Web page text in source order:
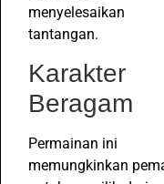
menyelesaikan
tantangan.
Karakter
Beragam
Permainan ini
memungkinkan